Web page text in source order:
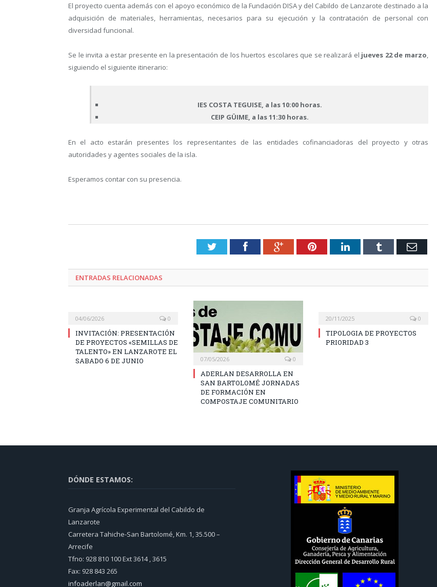
El proyecto cuenta además con el apoyo económico de la Fundación DISA y del Cabildo de Lanzarote destinado a la
adquisición de materiales, herramientas, necesarios para su ejecución y la contratación de personal con
diversidad funcional.
Se le invita a estar presente en la presentación de los huertos escolares que se realizará el jueves 22 de marzo,
siguiendo el siguiente itinerario:
IES COSTA TEGUISE, a las 10:00 horas.
CEIP GÜIME, a las 11:30 horas.
En el acto estarán presentes los representantes de las entidades cofinanciadoras del proyecto y otras
autoridades y agentes sociales de la isla.
Esperamos contar con su presencia.
TwitterFacebookGoogle+PinterestLinkedInTumblr Email
ENTRADAS RELACIONADAS
04/06/2026 0
INVITACIÓN: PRESENTACIÓN
DE PROYECTOS «SEMILLAS DE
TALENTO» EN LANZAROTE EL
SABADO 6 DE JUNIO
07/05/2026 0
ADERLAN DESARROLLA EN
SAN BARTOLOMÉ JORNADAS
DE FORMACIÓN EN
COMPOSTAJE COMUNITARIO
20/11/2025 0
TIPOLOGIA DE PROYECTOS
PRIORIDAD 3
DÓNDE ESTAMOS:
Granja Agrícola Experimental del Cabildo de
Lanzarote
Carretera Tahiche-San Bartolomé, Km. 1, 35.500 –
Arrecife
Tfno: 928 810 100 Ext 3614 , 3615
Fax: 928 843 265
infoaderlan@gmail.com